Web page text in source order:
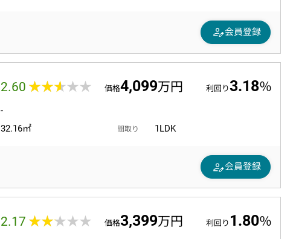
person_edit会員登録
2.60 ★★★★★
★★★★★ 価格4,099万円 利回り3.18％
-
32.16㎡ 間取り 1LDK
person_edit会員登録
2.17 ★★★★★
★★★★★ 価格3,399万円 利回り 1.80％